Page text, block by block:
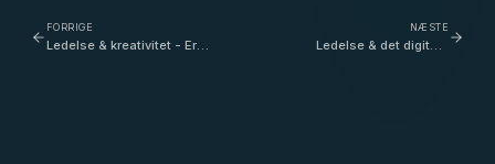
FORRIGE
Ledelse & kreativitet - Er
NÆSTE
Ledelse & det digitale